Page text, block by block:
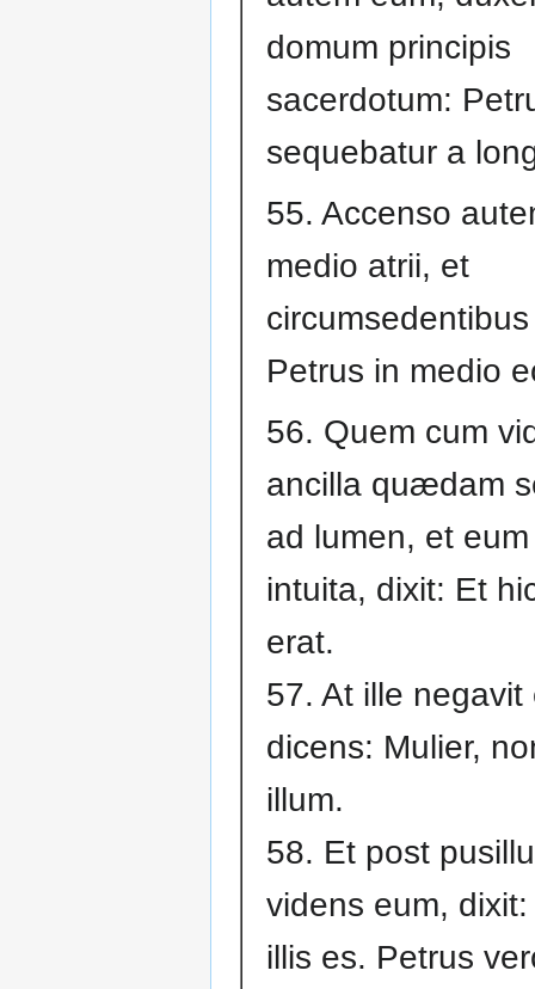
domum principis
sacerdotum:
sequebatur a
55. Accenso
medio atrii, et
Petrus in medio
56. Quem cum
ancilla quædam
ad lumen, et
intuita, dixit: Et
erat.
57. At ille negavit
dicens: Mulier,
illum.
58. Et post
videns eum,
illis es. Petrus